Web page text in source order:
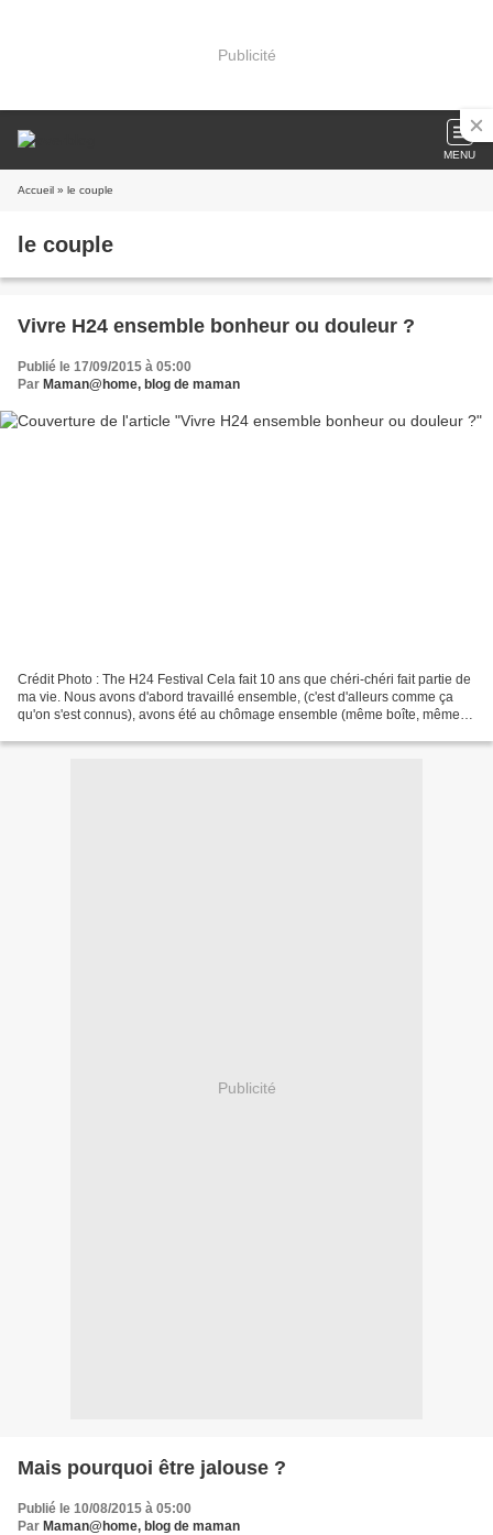
Publicité
MENU
Accueil » le couple
le couple
Vivre H24 ensemble bonheur ou douleur ?
Publié le 17/09/2015 à 05:00
Par Maman@home, blog de maman
Crédit Photo : The H24 Festival Cela fait 10 ans que chéri-chéri fait partie de
ma vie. Nous avons d'abord travaillé ensemble, (c'est d'alleurs comme ça
qu'on s'est connus), avons été au chômage ensemble (même boîte, même
Publicité
Mais pourquoi être jalouse ?
Publié le 10/08/2015 à 05:00
Par Maman@home, blog de maman